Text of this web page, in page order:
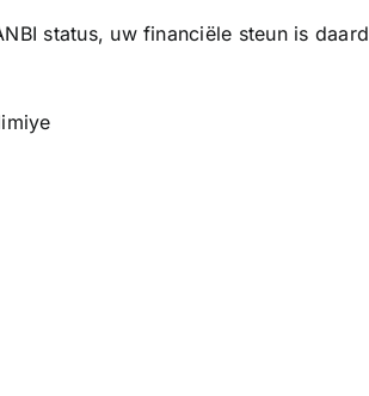
status, uw financiële steun is